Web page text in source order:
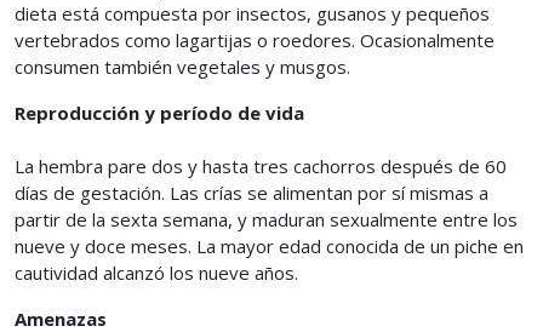
dieta está compuesta por insectos, gusanos y pequeños
vertebrados como lagartijas o roedores. Ocasionalmente
consumen también vegetales y musgos.
Reproducción y período de vida
La hembra pare dos y hasta tres cachorros después de 60
días de gestación. Las crías se alimentan por sí mismas a
partir de la sexta semana, y maduran sexualmente entre los
nueve y doce meses. La mayor edad conocida de un piche en
cautividad alcanzó los nueve años.
Amenazas